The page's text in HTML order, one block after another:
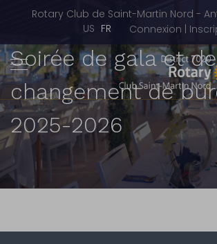
Rotary Club de Saint-Martin Nord -
Sélectionnez votre langue
US FR Connexion |
Soirée de gala et de
changement de
2025-2026